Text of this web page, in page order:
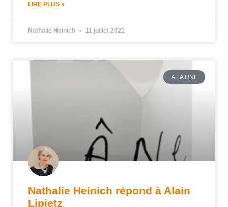
LIRE PLUS »
Nathalie Heinich 11 juillet 2021
A LA UNE
Nathalie Heinich répond à Alain
Lipietz